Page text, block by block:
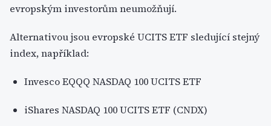
evropským investorům neumožňují.
Alternativou jsou evropské UCITS ETF sledující stejný
index, například:
Invesco EQQQ NASDAQ 100 UCITS ETF
iShares NASDAQ 100 UCITS ETF (CNDX)